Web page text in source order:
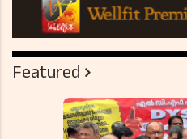
Featured